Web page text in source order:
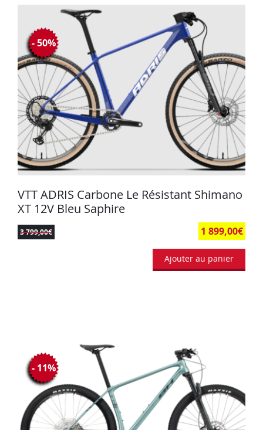
VTT ADRIS Carbone Le Résistant Shimano
XT 12V Bleu Saphire
3 799,00€ 1 899,00€
- 50%
Ajouter au panier
- 11%